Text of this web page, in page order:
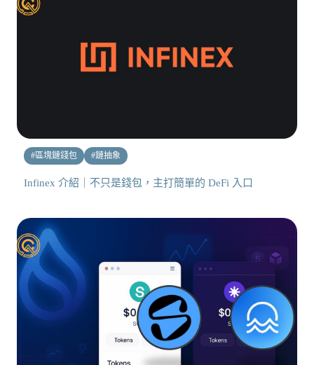
#區塊鏈錢包 #鏈抽象
Infinex 介紹｜不只是錢包，主打簡單的 DeFi 入口